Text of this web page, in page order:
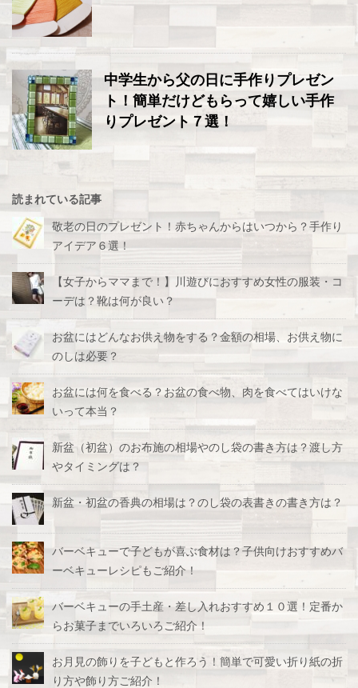
中学生から父の日に手作りプレゼン
ト！簡単だけどもらって嬉しい手作
りプレゼント７選！
読まれている記事
敬老の日のプレゼント！赤ちゃんからはいつから？手作り
アイデア６選！
【女子からママまで！】川遊びにおすすめ女性の服装・コ
ーデは？靴は何が良い？
お盆にはどんなお供え物をする？金額の相場、お供え物に
のしは必要？
お盆には何を食べる？お盆の食べ物、肉を食べてはいけな
いって本当？
新盆（初盆）のお布施の相場やのし袋の書き方は？渡し方
やタイミングは？
新盆・初盆の香典の相場は？のし袋の表書きの書き方は？
バーベキューで子どもが喜ぶ食材は？子供向けおすすめバ
ーベキューレシピもご紹介！
バーベキューの手土産・差し入れおすすめ１０選！定番か
らお菓子までいろいろご紹介！
お月見の飾りを子どもと作ろう！簡単で可愛い折り紙の折
り方や飾り方ご紹介！